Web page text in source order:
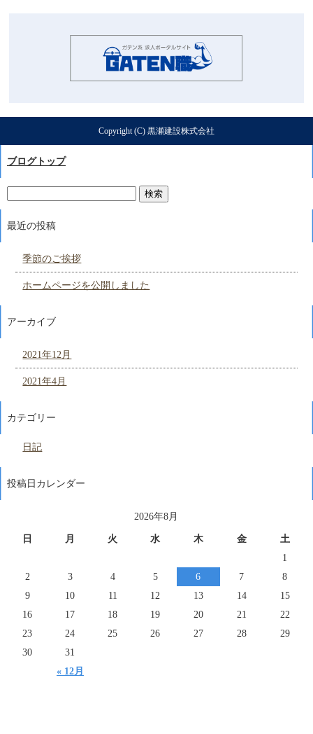
Copyright (C) 黒瀬建設株式会社
ブログトップ
最近の投稿
季節のご挨拶
ホームページを公開しました
アーカイブ
2021年12月
2021年4月
カテゴリー
日記
投稿日カレンダー
2026年8月
日 月 火 水 木 金 土
« 12月
1
2
3 4 5 6 7
8
9
10 11 12 13 14
15
16
17 18 19 20 21
22
23
24 25 26 27 28
29
30
31